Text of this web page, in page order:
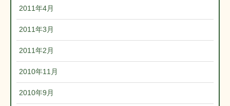
2011年4月
2011年3月
2011年2月
2010年11月
2010年9月